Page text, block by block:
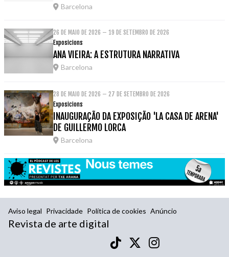
Barcelona
26 DE MAIO DE 2026 – 19 DE SETEMBRO DE 2026
Exposicions
ANA VIEIRA: A ESTRUTURA NARRATIVA
Barcelona
28 DE MAIO DE 2026 – 27 DE SETEMBRO DE 2026
Exposicions
INAUGURAÇÃO DA EXPOSIÇÃO 'LA CASA DE ARENA'
DE GUILLERMO LORCA
Barcelona
Aviso legal Privacidade Política de cookies Anúncio
Revista de arte digital